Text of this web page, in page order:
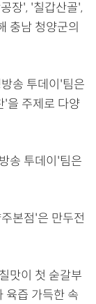
장', '칠갑산골',
충남 청양군의
송 투데이'팀은
'을 주제로 다양
송 투데이'팀은
본점'은 만두전
맛이 첫 숟갈부
육즙 가득한 속